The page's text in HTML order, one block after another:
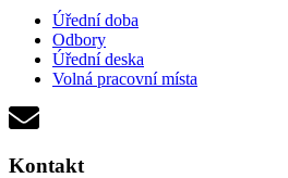
Úřední doba
Odbory
Úřední deska
Volná pracovní místa
Kontakt